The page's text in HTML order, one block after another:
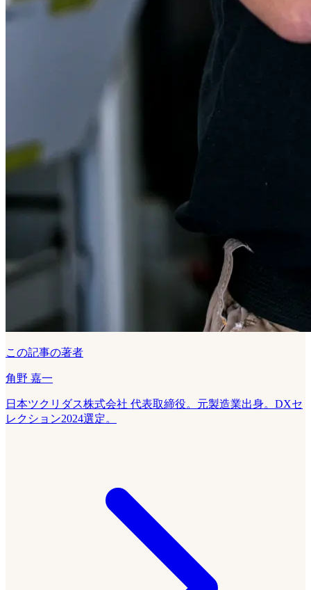
この記事の著者
角野 嘉一
日本ツクリダス株式会社 代表取締役。元製造業出身。DXセ
レクション2024選定。